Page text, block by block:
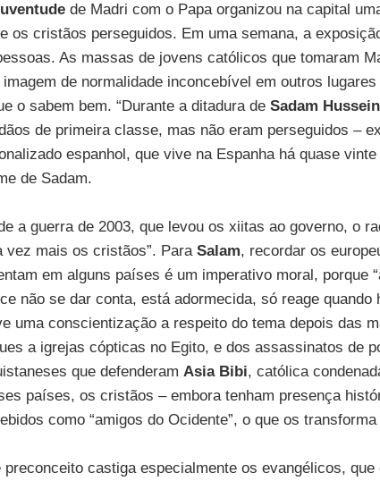
de Madri com o Papa organizou na capital
os cristãos perseguidos. Em uma semana, a
As massas de jovens católicos que tomaram
imagem de normalidade inconcebível em outros
o sabem bem. “Durante a ditadura de Sadam Hussein
de primeira classe, mas não eram perseguidos –
espanhol, que vive na Espanha há quase
de Sadam.
a guerra de 2003, que levou os xiitas ao governo, o
vez mais os cristãos”. Para Salam, recordar os
em alguns países é um imperativo moral, porque
não se dar conta, está adormecida, só reage quando
uma conscientização a respeito do tema depois das
a igrejas cópticas no Egito, e dos assassinatos de
que defenderam Asia Bibi, católica
países, os cristãos – embora tenham presença
como “amigos do Ocidente”, o que os
preconceito castiga especialmente os evangélicos,